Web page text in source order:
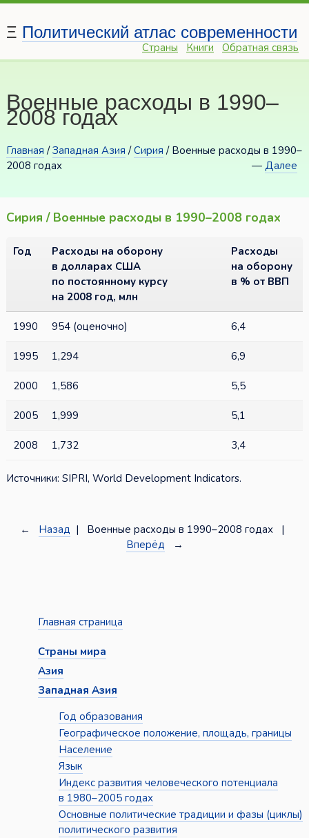
Ξ Политический атлас современности
Страны Книги Обратная связь
Военные расходы в 1990–
2008 годах
Главная /Западная Азия /Сирия / Военные расходы в 1990–
2008 годах
—Далее
Сирия / Военные расходы в 1990–2008 годах
Год
Расходы на оборону
в долларах США
по постоянному курсу
на 2008 год, млн
Расходы
на оборону
в % от ВВП
1990 954 (оценочно) 6,4
1995 1,294 6,9
2000 1,586 5,5
2005 1,999 5,1
2008 1,732 3,4
Источники: SIPRI, World Development Indicators.
← Назад | Военные расходы в 1990–2008 годах |
Вперёд →
Главная страница
Страны мира
Азия
Западная Азия
Год образования
Географическое положение, площадь, границы
Население
Язык
Индекс развития человеческого потенциала
в 1980–2005 годах
Основные политические традиции и фазы (циклы)
политического развития